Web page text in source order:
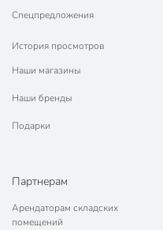
Спецпредложения
История просмотров
Наши магазины
Наши бренды
Подарки
Партнерам
Арендаторам складских
помещений